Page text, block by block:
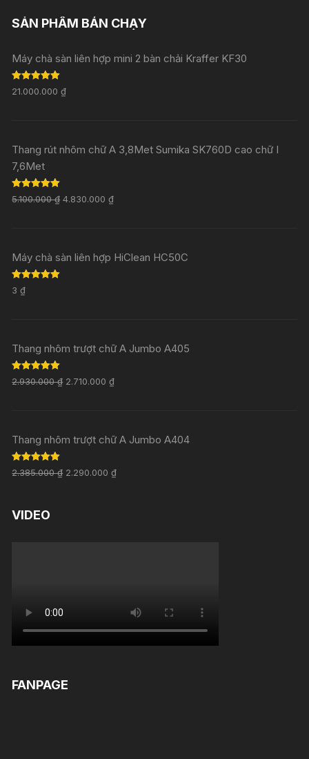
SẢN PHẨM BÁN CHẠY
Máy chà sàn liên hợp mini 2 bàn chải Kraffer KF30
Rated5.00
out of 5
21.000.000₫
Thang rút nhôm chữ A 3,8Met Sumika SK760D cao chữ I
7,6Met
Rated5.00
out of 5
5.100.000₫ 4.830.000₫
Máy chà sàn liên hợp HiClean HC50C
Rated
out of 5
3₫
Thang nhôm trượt chữ A Jumbo A405
Rated 5.00
out of 5
2.930.000₫ 2.710.000₫
Thang nhôm trượt chữ A Jumbo A404
Rated 5.00
out of 5
2.385.000₫ 2.290.000₫
VIDEO
FANPAGE